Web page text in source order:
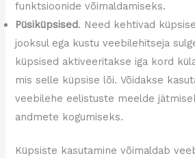
funktsioonide võimaldamiseks.
Püsiküpsised. Need kehtivad
jooksul ega kustu veebilehitseja
küpsised aktiveeritakse iga kord
mis selle küpsise lõi. Võidakse
veebilehe eelistuste meelde
andmete kogumiseks.
Küpsiste kasutamine võimaldab